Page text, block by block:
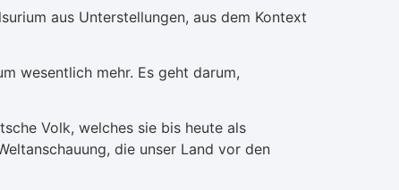
aus Unterstellungen, aus dem Kontext
wesentlich mehr. Es geht darum,
Volk, welches sie bis heute als
die unser Land vor den